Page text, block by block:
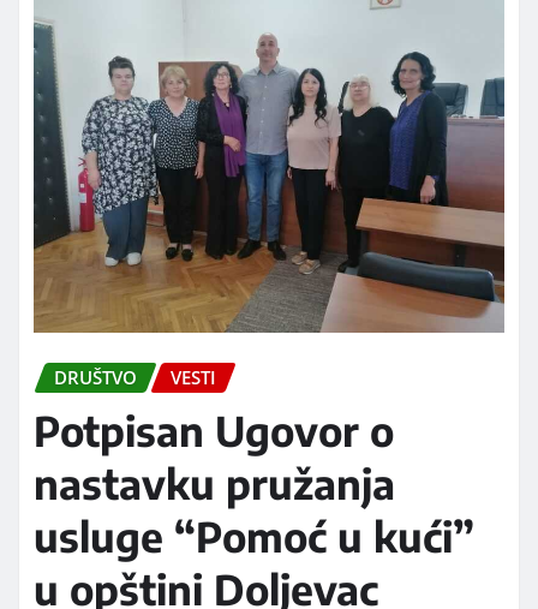
DRUŠTVO VESTI
Potpisan Ugovor o
nastavku pružanja
usluge “Pomoć u kući”
u opštini Doljevac